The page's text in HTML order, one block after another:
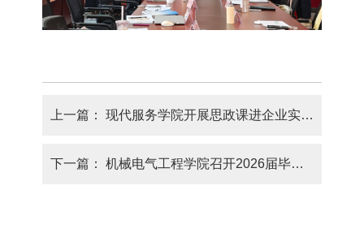
上一篇： 现代服务学院开展思政课进企业实践活动
下一篇： 机械电气工程学院召开2026届毕业生班主任工作会议